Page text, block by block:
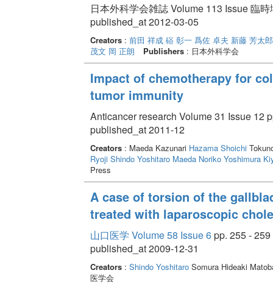
日本外科学会雑誌 Volume 113 Issue 臨
published_at 2012-03-05
Creators: 前田 祥成 硲 彰一 爲佐 卓夫 新藤 芳太郎
茂文 岡 正朗 Publishers: 日本外科学会
Impact of chemotherapy for
tumor immunity
Anticancer research Volume 31 Issue 12
published_at 2011-12
Creators: Maeda Kazunari Hazama Shoichi
Ryoji Shindo Yoshitaro Maeda Noriko Yoshimura
Press
A case of torsion of the
treated with laparoscopic
山口医学 Volume 58 Issue 6pp. 255 - 259
published_at 2009-12-31
Creators: Shindo YoshitaroSomura Hideaki
医学会